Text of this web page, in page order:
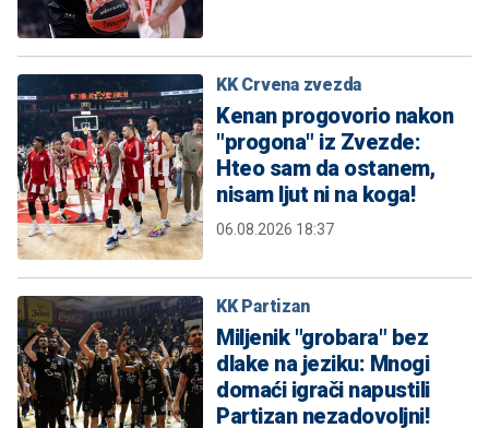
KK Crvena zvezda
Kenan progovorio nakon
"progona" iz Zvezde:
Hteo sam da ostanem,
nisam ljut ni na koga!
06.08.2026 18:37
KK Partizan
Miljenik "grobara" bez
dlake na jeziku: Mnogi
domaći igrači napustili
Partizan nezadovoljni!